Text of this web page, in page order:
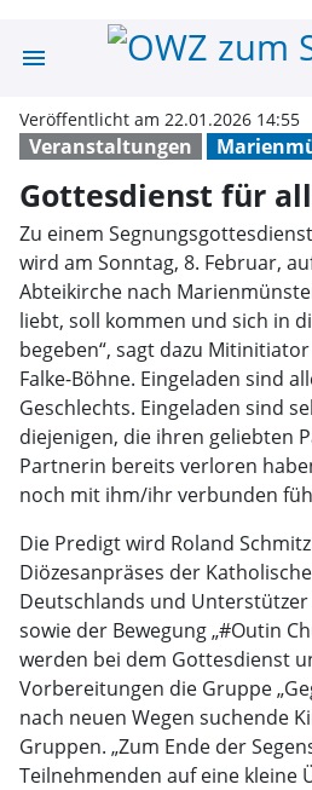
menu
Veranstaltungen
Veröffentlicht am 22.01.2026 14:55
Gottesdienst für
Zu einem
wird am Sonntag, 8. Februar,
Abteikirche nach
liebt, soll kommen und sich in
begeben“, sagt dazu
Falke-Böhne. Eingeladen sind
Geschlechts. Eingeladen sind
diejenigen, die ihren geliebten
Partnerin bereits verloren
noch mit ihm/ihr verbunden
Die Predigt wird Roland
Diözesanpräses der
Deutschlands und Unterstützer
sowie der Bewegung „#Outin
werden bei dem Gottesdienst
Vorbereitungen die Gruppe
nach neuen Wegen suchende
Gruppen. „Zum Ende der
Teilnehmenden auf eine kleine